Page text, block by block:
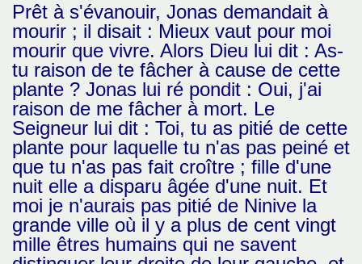
Prêt à s'évanouir, Jonas demandait à
mourir ; il disait : Mieux vaut pour moi
mourir que vivre. Alors Dieu lui dit : As-
tu raison de te fâcher à cause de cette
plante ? Jonas lui ré pondit : Oui, j'ai
raison de me fâcher à mort. Le
Seigneur lui dit : Toi, tu as pitié de cette
plante pour laquelle tu n'as pas peiné et
que tu n'as pas fait croître ; fille d'une
nuit elle a disparu âgée d'une nuit. Et
moi je n'aurais pas pitié de Ninive la
grande ville où il y a plus de cent vingt
mille êtres humains qui ne savent